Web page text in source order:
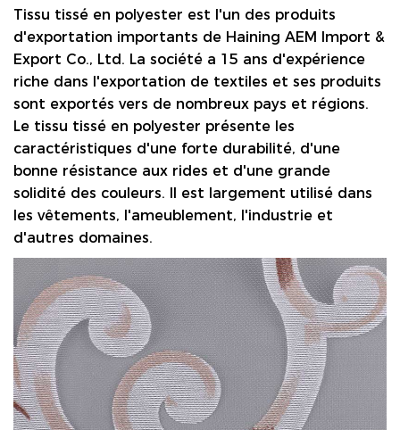
Tissu tissé en polyester est l'un des produits
d'exportation importants de Haining AEM Import &
Export Co., Ltd. La société a 15 ans d'expérience
riche dans l'exportation de textiles et ses produits
sont exportés vers de nombreux pays et régions.
Le tissu tissé en polyester présente les
caractéristiques d'une forte durabilité, d'une
bonne résistance aux rides et d'une grande
solidité des couleurs. Il est largement utilisé dans
les vêtements, l'ameublement, l'industrie et
d'autres domaines.